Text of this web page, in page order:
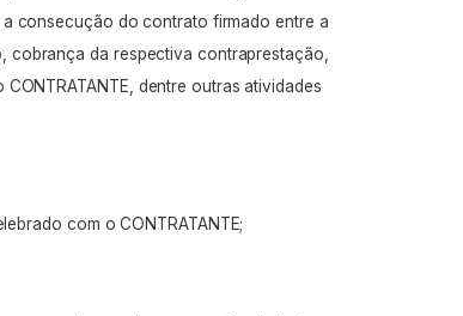
consecução do contrato firmado entre a
cobrança da respectiva contraprestação,
dentre outras atividades
com o CONTRATANTE;